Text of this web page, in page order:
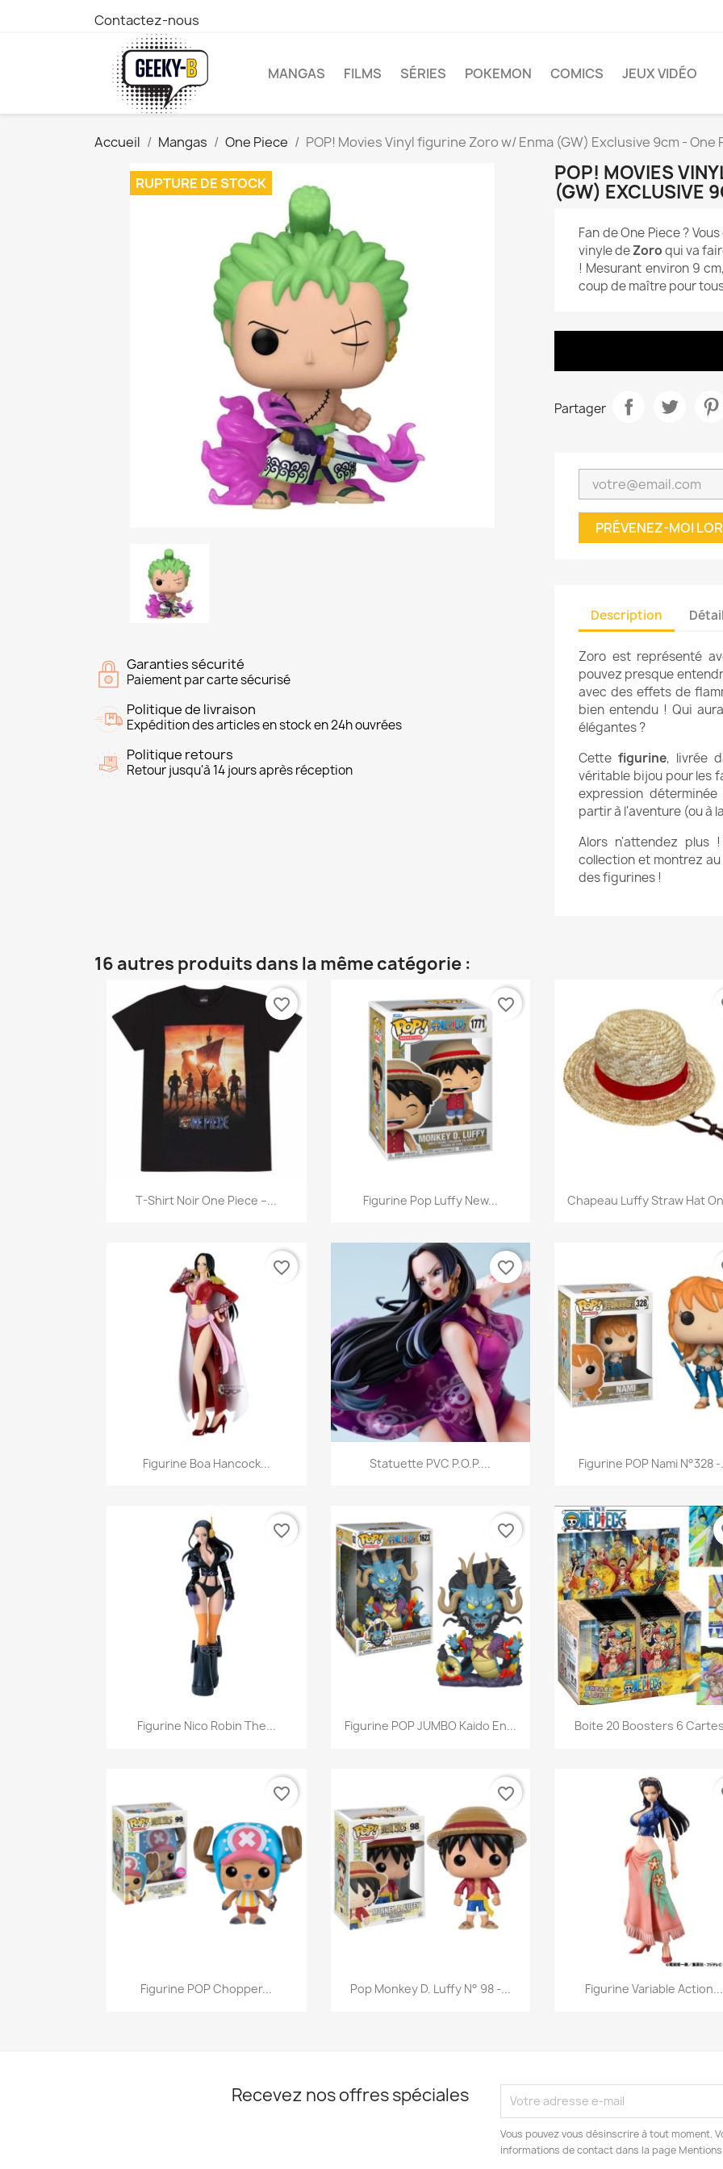
Contactez-nous
MANGAS FILMS SÉRIES POKEMON COMICS JEUX VIDÉO
Accueil Mangas One Piece POP! Movies Vinyl figurine Zoro w/ Enma (GW) Exclusive 9cm - One
RUPTURE DE STOCK
Garanties sécurité
Paiement par carte sécurisé
Politique de livraison
Expédition des articles en stock en 24h ouvrées
Politique retours
Retour jusqu'à 14 jours après réception
POP! MOVIES
(GW) EXCLUSIVE
Fan de One Piece ?
vinyle deZoroqui va
! Mesurant environ 9
coup de maître pour
Partager
PRÉVENEZ-MOI
Description
Zoro est représenté
pouvez presque
avec des effets de
bien entendu ! Qui
élégantes ?
Cette figurine, livrée
véritable bijou pour les
expression
partir à l'aventure (ou à
Alors n'attendez plus
collection et montrez
des figurines !
16 autres produits dans la même catégorie :
Aperçu rapide
T-Shirt Noir One Piece –...
favorite_border
Aperçu rapide
Figurine Pop Luffy New...
favorite_border
 Aperçu rapide
Chapeau Luffy Straw Hat
Aperçu rapide
Figurine Boa Hancock...
favorite_border
Aperçu rapide
Statuette PVC P.O.P....
favorite_border
Aperçu rapide
Figurine POP Nami N°328 -
Aperçu rapide
Figurine Nico Robin The...
favorite_border
Aperçu rapide
Figurine POP JUMBO Kaido En...
favorite_border
Aperçu rapide
Boite 20 Boosters 6
Aperçu rapide
Figurine POP Chopper...
favorite_border
Aperçu rapide
Pop Monkey D. Luffy N° 98 -...
favorite_border
Aperçu rapide
Figurine Variable Action...
Recevez nos offres spéciales
Vous pouvez vous désinscrire à tout moment.
informations de contact dans la page Mentions